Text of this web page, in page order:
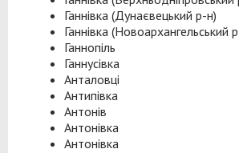
Ганнівка (Дунаєвецький р-н)
Ганнівка (Новоархангельський
Ганнопіль
Ганнусівка
Анталовці
Антипівка
Антонів
Антонівка
Антонівка